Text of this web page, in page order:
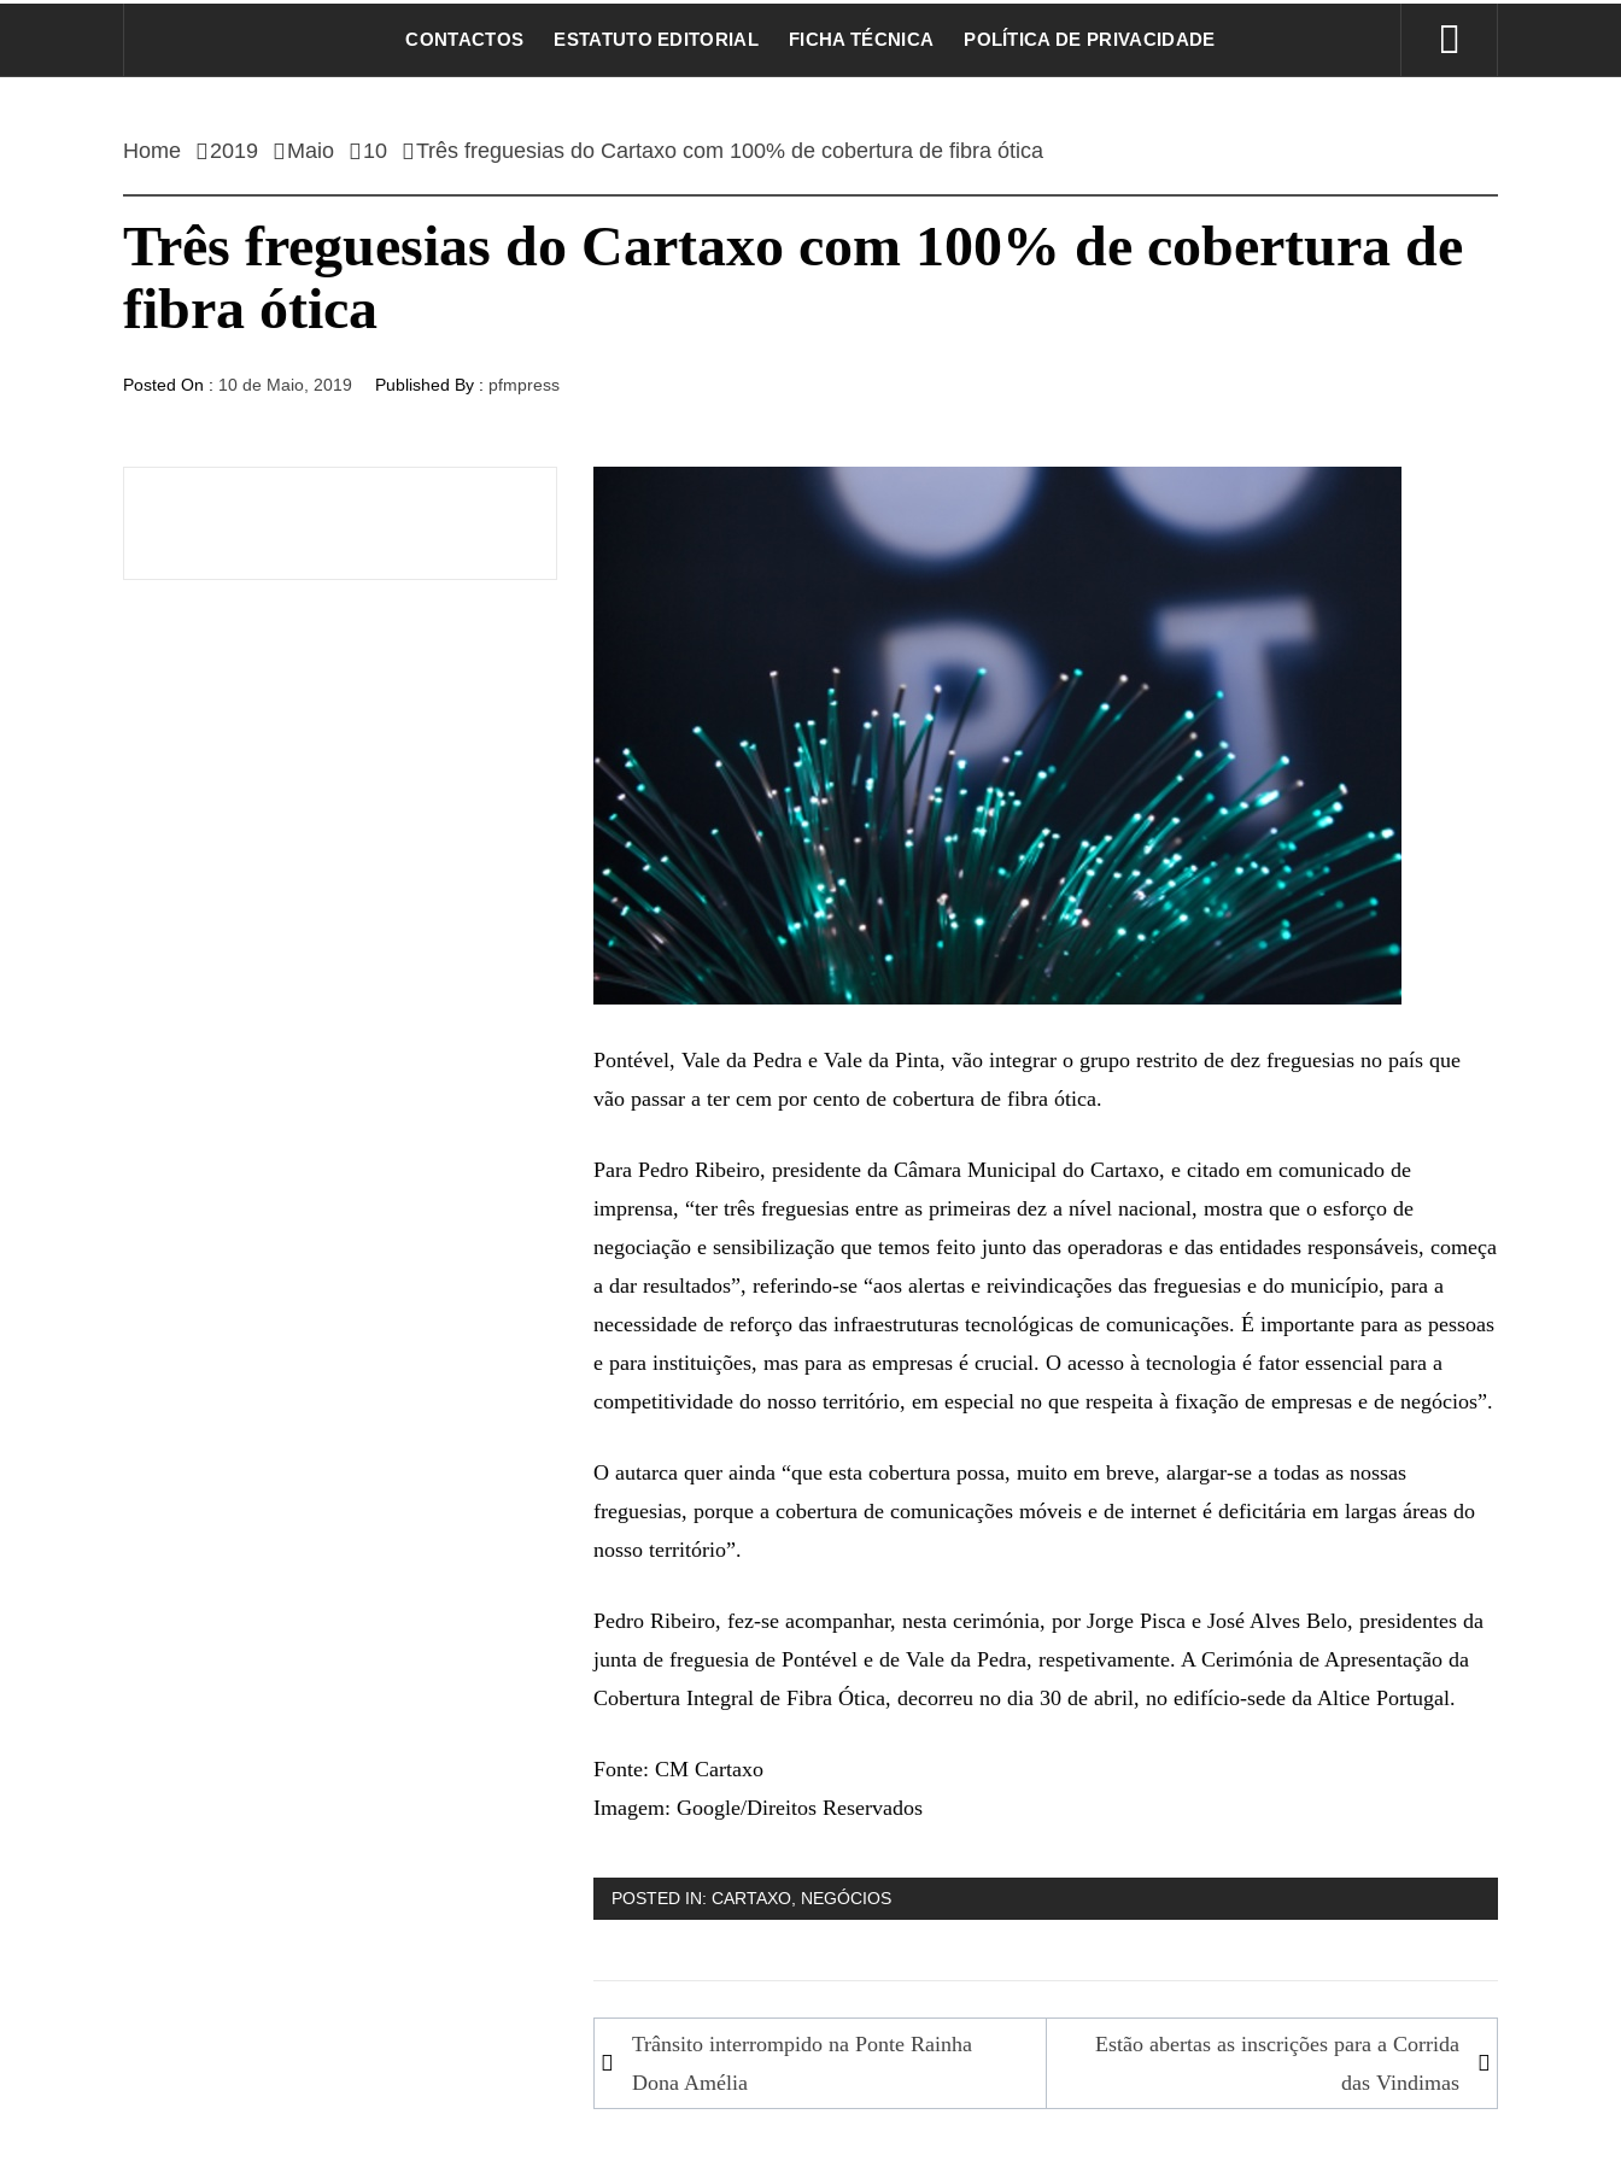
CONTACTOS ESTATUTO EDITORIAL FICHA TÉCNICA POLÍTICA DE PRIVACIDADE
Home 2019 Maio 10 Três freguesias do Cartaxo com 100% de cobertura de fibra ótica
Três freguesias do Cartaxo com 100% de cobertura de
fibra ótica
Posted On : 10 de Maio, 2019 Published By : pfmpress
Pontével, Vale da Pedra e Vale da Pinta, vão integrar o grupo restrito de dez freguesias no país que
vão passar a ter cem por cento de cobertura de fibra ótica.
Para Pedro Ribeiro, presidente da Câmara Municipal do Cartaxo, e citado em comunicado de
imprensa, “ter três freguesias entre as primeiras dez a nível nacional, mostra que o esforço de
negociação e sensibilização que temos feito junto das operadoras e das entidades responsáveis, começa
a dar resultados”, referindo-se “aos alertas e reivindicações das freguesias e do município, para a
necessidade de reforço das infraestruturas tecnológicas de comunicações. É importante para as pessoas
e para instituições, mas para as empresas é crucial. O acesso à tecnologia é fator essencial para a
competitividade do nosso território, em especial no que respeita à fixação de empresas e de negócios”.
O autarca quer ainda “que esta cobertura possa, muito em breve, alargar-se a todas as nossas
freguesias, porque a cobertura de comunicações móveis e de internet é deficitária em largas áreas do
nosso território”.
Pedro Ribeiro, fez-se acompanhar, nesta cerimónia, por Jorge Pisca e José Alves Belo, presidentes da
junta de freguesia de Pontével e de Vale da Pedra, respetivamente. A Cerimónia de Apresentação da
Cobertura Integral de Fibra Ótica, decorreu no dia 30 de abril, no edifício-sede da Altice Portugal.
Fonte: CM Cartaxo
Imagem: Google/Direitos Reservados
POSTED IN:CARTAXO NEGÓCIOS
Navegação
de
artigos
Trânsito interrompido na Ponte Rainha
Dona Amélia
Estão abertas as inscrições para a Corrida
das Vindimas